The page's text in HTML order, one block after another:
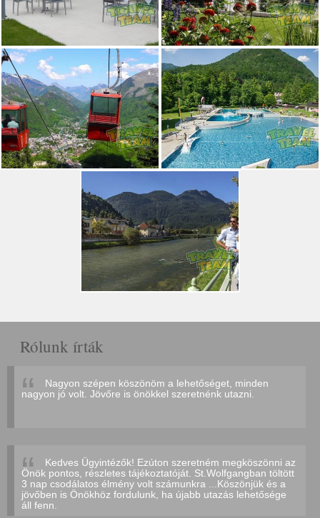
Rólunk írták
Nagyon szépen köszönöm a lehetőséget, minden
nagyon jó volt. Jövőre is önökkel szeretnénk utazni.
Kedves Ügyintézők! Ezúton szeretném megköszönni az
Önök pontos, részletes tájékoztatóját. St.Wolfgangban töltött
3 nap csodálatos élmény volt számunkra ...Köszönjük és a
jövőben is Önökhöz fordulunk, ha újabb utazás lehetősége
áll fenn.